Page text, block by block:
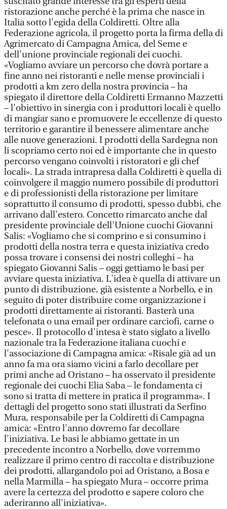
ristorazione anche perché è la prima che nasce in
Italia sotto l'egida della Coldiretti. Oltre alla
Federazione agricola, il progetto porta la firma della di
Agrimercato di Campagna Amica, del Seme e
dell'unione provinciale regionali dei cuochi.
«Vogliamo avviare un percorso che dovrà portare a
fine anno nei ristoranti e nelle mense provinciali i
prodotti a km zero della nostra provincia – ha
spiegato il direttore della Coldiretti Ermanno Mazzetti
– l'obiettivo in sinergia con i produttori locali è quello
di mangiar sano e promuovere le eccellenze di questo
territorio e garantire il benessere alimentare anche
alle nuove generazioni. I prodotti della Sardegna non
li scopriamo certo noi ed è importante che in questo
percorso vengano coinvolti i ristoratori e gli chef
locali». La strada intrapresa dalla Coldiretti è quella di
coinvolgere il maggio numero possibile di produttori
e di professionisti della ristorazione per limitare
soprattutto il consumo di prodotti, spesso dubbi, che
arrivano dall'estero. Concetto rimarcato anche dal
presidente provinciale dell'Unione cuochi Giovanni
Salis: «Vogliamo che si comprino e si consumino i
prodotti della nostra terra e questa iniziativa credo
possa trovare i consensi dei nostri colleghi – ha
spiegato Giovanni Salis – oggi gettiamo le basi per
avviare questa iniziativa. L'idea è quella di attivare un
punto di distribuzione, già esistente a Norbello, e in
seguito di poter distribuire come organizzazione i
prodotti direttamente ai ristoranti. Basterà una
telefonata o una email per ordinare carciofi, carne o
pesce». Il protocollo d'intesa è stato siglato a livello
nazionale tra la Federazione italiana cuochi e
l'associazione di Campagna amica: «Risale già ad un
anno fa ma ora siamo vicini a farlo decollare per
primi anche ad Oristano – ha osservato il presidente
regionale dei cuochi Elia Saba – le fondamenta ci
sono si tratta di mettere in pratica il programma». I
dettagli del progetto sono stati illustrati da Serfino
Mura, responsabile per la Coldiretti di Campagna
amica: «Entro l'anno dovremo far decollare
l'iniziativa. Le basi le abbiamo gettate in un
precedente incontro a Norbello, dove vorremmo
realizzare il primo centro di raccolta e distribuzione
dei prodotti, allargandolo poi ad Oristano, a Bosa e
nella Marmilla – ha spiegato Mura – occorre prima
avere la certezza del prodotto e sapere coloro che
aderiranno all'iniziativa».